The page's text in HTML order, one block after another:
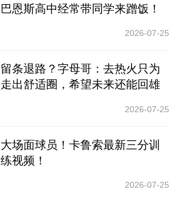
巴恩斯高中经常带同学来蹭饭！
2026-07-25
留条退路？字母哥：去热火只为
走出舒适圈，希望未来还能回雄
2026-07-25
大场面球员！卡鲁索最新三分训
练视频！
2026-07-25